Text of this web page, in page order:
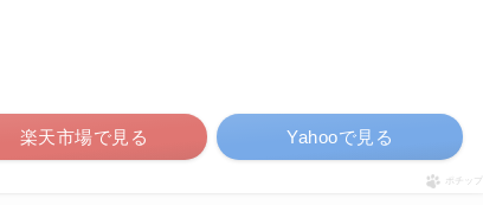
楽天市場で見る Yahooで見る
ポチップ